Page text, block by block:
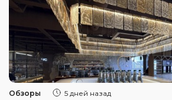
Обзоры 5 дней назад